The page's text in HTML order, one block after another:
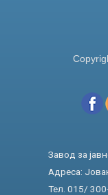
Завод за
Адреса:
Тел. 015/